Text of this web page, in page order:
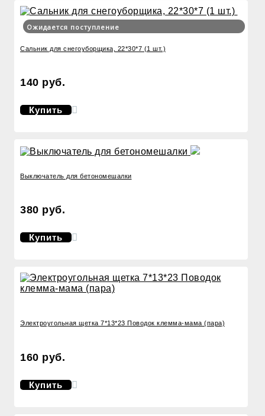
Ожидается поступление
Сальник для снегоуборщика, 22*30*7 (1 шт.)
140 руб.
Купить
Выключатель для бетономешалки
380 руб.
Купить
Электроугольная щетка 7*13*23 Поводок клемма-мама (пара)
160 руб.
Купить